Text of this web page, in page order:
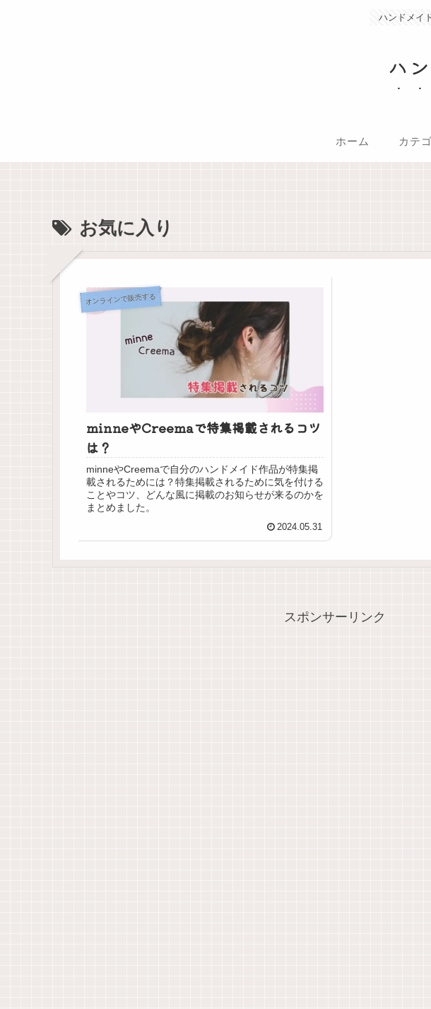
ハンドメイ
ハ
ホーム カテ
お気に入り
オンラインで販売する
minneやCreemaで特集掲載されるコツ
は？
minneやCreemaで自分のハンドメイド作品が特集掲
載されるためには？特集掲載されるために気を付ける
ことやコツ、どんな風に掲載のお知らせが来るのかを
まとめました。
2024.05.31
スポンサーリンク